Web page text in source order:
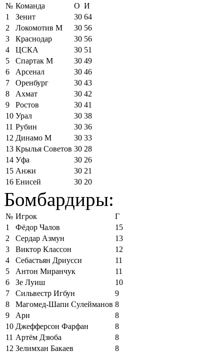
№ Команда О И
1
Зенит 30 64
2
Локомотив М 30 56
3
Краснодар 30 56
4
ЦСКА 30 51
5
Спартак М 30 49
6
Арсенал 30 46
7
Оренбург 30 43
8
Ахмат 30 42
9
Ростов 30 41
10 Урал 30 38
11 Рубин 30 36
12 Динамо М 30 33
13 Крылья Советов 30 28
14 Уфа 30 26
15 Анжи 30 21
16 Енисей 30 20
Бомбардиры:
№ Игрок
Г
1
Фёдор Чалов
15
2
Сердар Азмун
13
3
Виктор Классон
12
4
Себастьян Дриусси
11
5
Антон Миранчук
11
6
Зе Луиш
10
7
Сильвестр Игбун
9
8
Магомед-Шапи Сулейманов 8
9
Ари
8
10 Джефферсон Фарфан
8
11 Артём Дзюба
8
12 Зелимхан Бакаев
8